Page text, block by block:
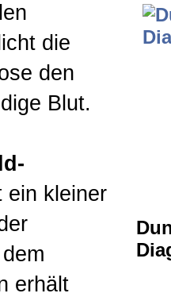
die
den
Blut.
ein kleiner
erhält